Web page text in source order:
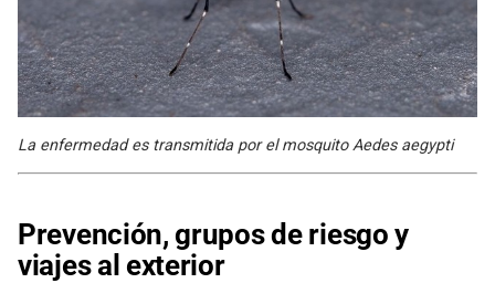
La enfermedad es transmitida por el mosquito Aedes aegypti
Prevención, grupos de riesgo y
viajes al exterior